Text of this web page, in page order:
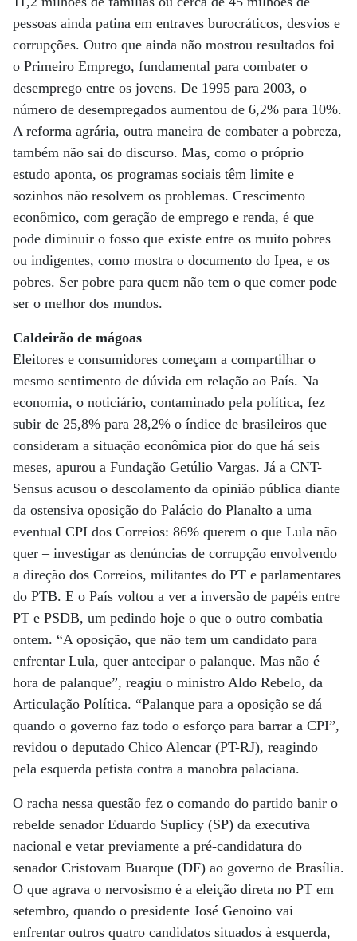
pessoas ainda patina em entraves burocráticos, desvios e
corrupções. Outro que ainda não mostrou resultados foi
o Primeiro Emprego, fundamental para combater o
desemprego entre os jovens. De 1995 para 2003, o
número de desempregados aumentou de 6,2% para 10%.
A reforma agrária, outra maneira de combater a pobreza,
também não sai do discurso. Mas, como o próprio
estudo aponta, os programas sociais têm limite e
sozinhos não resolvem os problemas. Crescimento
econômico, com geração de emprego e renda, é que
pode diminuir o fosso que existe entre os muito pobres
ou indigentes, como mostra o documento do Ipea, e os
pobres. Ser pobre para quem não tem o que comer pode
ser o melhor dos mundos.
Caldeirão de mágoas
Eleitores e consumidores começam a compartilhar o
mesmo sentimento de dúvida em relação ao País. Na
economia, o noticiário, contaminado pela política, fez
subir de 25,8% para 28,2% o índice de brasileiros que
consideram a situação econômica pior do que há seis
meses, apurou a Fundação Getúlio Vargas. Já a CNT-
Sensus acusou o descolamento da opinião pública diante
da ostensiva oposição do Palácio do Planalto a uma
eventual CPI dos Correios: 86% querem o que Lula não
quer – investigar as denúncias de corrupção envolvendo
a direção dos Correios, militantes do PT e parlamentares
do PTB. E o País voltou a ver a inversão de papéis entre
PT e PSDB, um pedindo hoje o que o outro combatia
ontem. “A oposição, que não tem um candidato para
enfrentar Lula, quer antecipar o palanque. Mas não é
hora de palanque”, reagiu o ministro Aldo Rebelo, da
Articulação Política. “Palanque para a oposição se dá
quando o governo faz todo o esforço para barrar a CPI”,
revidou o deputado Chico Alencar (PT-RJ), reagindo
pela esquerda petista contra a manobra palaciana.
O racha nessa questão fez o comando do partido banir o
rebelde senador Eduardo Suplicy (SP) da executiva
nacional e vetar previamente a pré-candidatura do
senador Cristovam Buarque (DF) ao governo de Brasília.
O que agrava o nervosismo é a eleição direta no PT em
setembro, quando o presidente José Genoino vai
enfrentar outros quatro candidatos situados à esquerda,